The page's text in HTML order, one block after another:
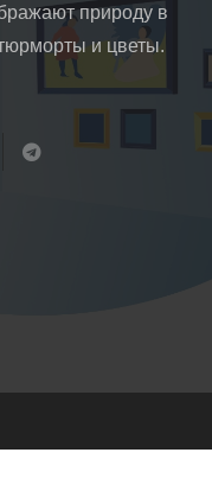
природу в
и цветы.